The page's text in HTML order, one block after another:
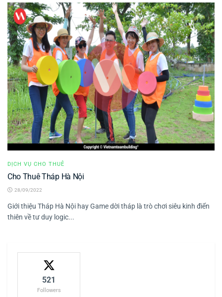
DỊCH VỤ CHO THUÊ
Cho Thuê Tháp Hà Nội
28/09/2022
Giới thiệu Tháp Hà Nội hay Game dời tháp là trò chơi siêu kinh điển
thiên về tư duy logic...
521
Followers